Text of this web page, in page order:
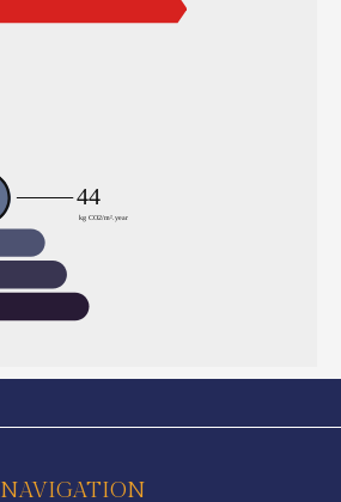
NAVIGATION